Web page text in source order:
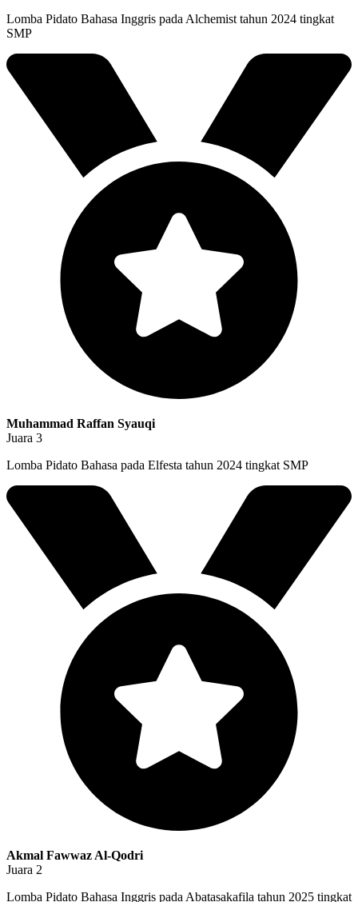
Lomba Pidato Bahasa Inggris pada Alchemist tahun 2024 tingkat
SMP
Muhammad Raffan Syauqi
Juara 3
Lomba Pidato Bahasa pada Elfesta tahun 2024 tingkat SMP
Akmal Fawwaz Al-Qodri
Juara 2
Lomba Pidato Bahasa Inggris pada Abatasakafila tahun 2025 tingkat